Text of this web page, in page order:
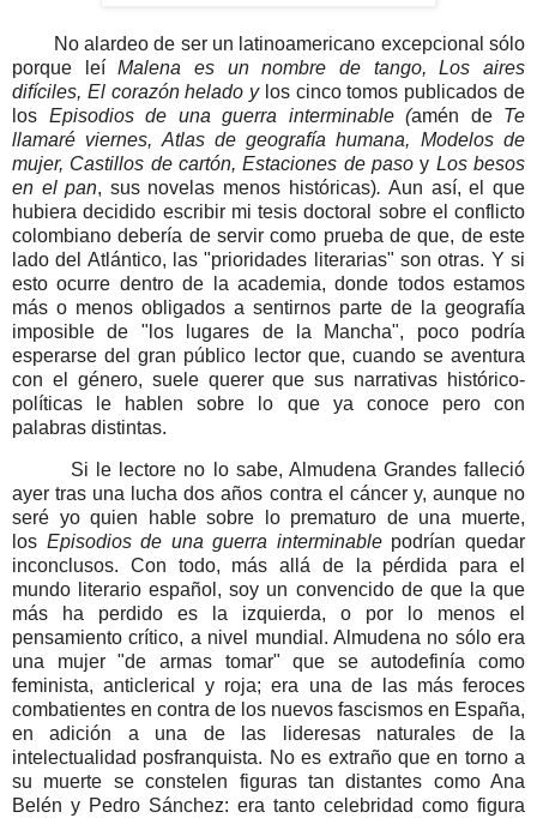
No alardeo de ser un latinoamericano excepcional sólo
porque leíMalena es un nombre de tango,
Los aires
difíciles, El corazón helado ylos cinco tomos publicados de
los Episodios de una guerra interminable (amén de Te
llamaré viernes, Atlas de geografía humana, Modelos de
mujer, Castillos de cartón, Estaciones de pasoy Los besos
en el pan, sus novelas menos históricas). Aun así, el que
hubiera decidido escribir mi tesis doctoral sobre el conflicto
colombiano debería de servir como prueba de que, de este
lado del Atlántico, las "prioridades literarias" son otras. Y si
esto ocurre dentro de la academia, donde todos estamos
más o menos obligados a sentirnos parte de la geografía
imposible de "los lugares de la Mancha", poco podría
esperarse del gran público lector que, cuando se aventura
con el género, suele querer que sus narrativas histórico-
políticas le hablen sobre lo que ya conoce pero con
palabras distintas.
Si le lectore no lo sabe, Almudena Grandes falleció
ayer tras una lucha dos años contra el cáncer y, aunque no
seré yo quien hable sobre lo prematuro de una muerte,
os Episodios de una guerra interminable podrían quedar
inconclusos. Con todo, más allá de la pérdida para el
mundo literario español, soy un convencido de que la que
más ha perdido es la izquierda, o por lo menos el
pensamiento crítico, a nivel mundial. Almudena no sólo era
una mujer "de armas tomar" que se autodefinía como
feminista, anticlerical y roja; era una de las más feroces
combatientes en contra de los nuevos fascismos en España,
en adición a una de las lideresas naturales de la
intelectualidad posfranquista. No es extraño que en torno a
su muerte se constelen figuras tan distantes como Ana
Belén y Pedro Sánchez: era tanto celebridad como figura